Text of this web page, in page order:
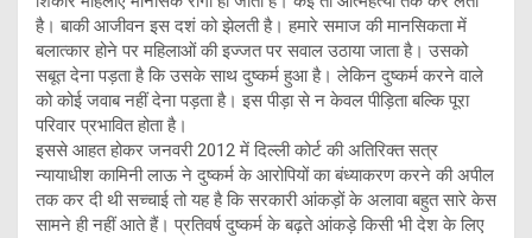
है। बाकी आजीवन इस दशं को झेलती है। हमारे समाज की मानसिकता में
बलात्कार होने पर महिलाओं की इज्जत पर सवाल उठाया जाता है। उसको
सबूत देना पड़ता है कि उसके साथ दुष्कर्म हुआ है। लेकिन दुष्कर्म करने वाले
को कोई जवाब नहीं देना पड़ता है। इस पीड़ा से न केवल पीड़िता बल्कि पूरा
परिवार प्रभावित होता है।
इससे आहत होकर जनवरी 2012 में दिल्ली कोर्ट की अतिरिक्त सत्र
न्यायाधीश कामिनी लाऊ ने दुष्कर्म के आरोपियों का बंध्याकरण करने की अपील
तक कर दी थी सच्चाई तो यह है कि सरकारी आंकड़ों के अलावा बहुत सारे केस
सामने ही नहीं आते हैं। प्रतिवर्ष दुष्कर्म के बढ़ते आंकड़े किसी भी देश के लिए